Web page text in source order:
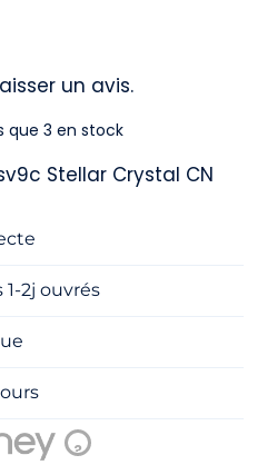
un avis.
que 3 en stock
Stellar Crystal CN
2j ouvrés
?